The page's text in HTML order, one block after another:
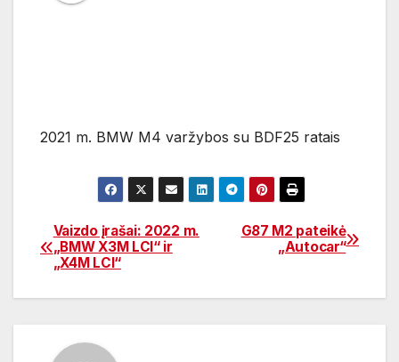
2021 m. BMW M4 varžybos su BDF25 ratais
Navigacija
tarp
G87 M2 pateikė
„Autocar“
Vaizdo įrašai: 2022 m.
„BMW X3M LCI“ ir
„X4M LCI“